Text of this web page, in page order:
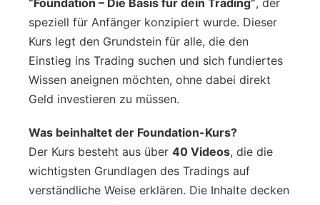
speziell für Anfänger konzipiert wurde. Dieser
Kurs legt den Grundstein für alle, die den
Einstieg ins Trading suchen und sich fundiertes
Wissen aneignen möchten, ohne dabei direkt
Geld investieren zu müssen.
Was beinhaltet der Foundation-Kurs?
Der Kurs besteht aus über 40 Videos, die die
wichtigsten Grundlagen des Tradings auf
verständliche Weise erklären. Die Inhalte decken